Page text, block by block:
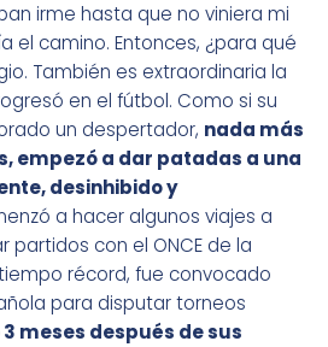
irme hasta que no viniera mi
el camino. Entonces, ¿para qué
También es extraordinaria la
en el fútbol. Como si su
un despertador, nada más
empezó a dar patadas a una
desinhibido y
a hacer algunos viajes a
partidos con el ONCE de la
récord, fue convocado
para disputar torneos
3 meses después de sus